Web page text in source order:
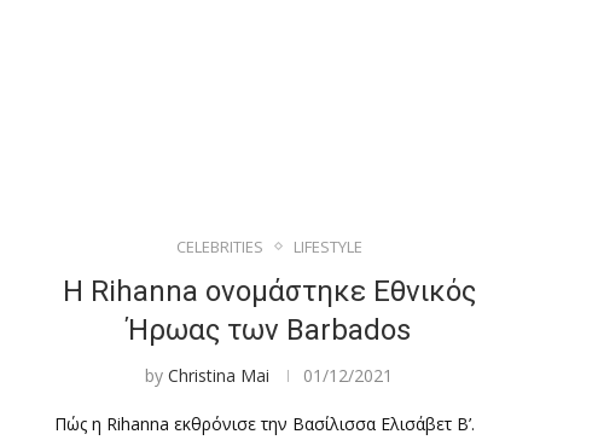
CELEBRITIES LIFESTYLE
Η Rihanna ονομάστηκε Εθνικός
Ήρωας των Barbados
byChristina Mai 01/12/2021
Πώς η Rihanna εκθρόνισε την Βασίλισσα Ελισάβετ Β’.